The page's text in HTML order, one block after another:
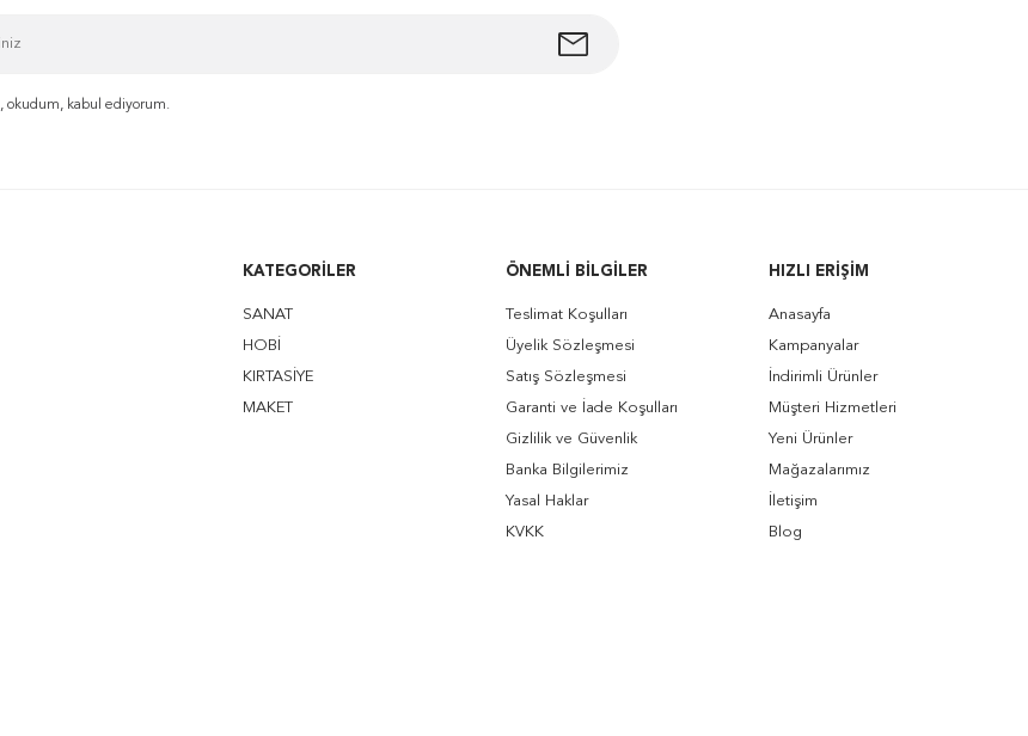
, okudum, kabul ediyorum.
KATEGORILER
SANAT
HOBİ
KIRTASİYE
MAKET
ÖNEMLI BILGILER
Teslimat Koşulları
Üyelik Sözleşmesi
Satış Sözleşmesi
Garanti ve İade Koşulları
Gizlilik ve Güvenlik
Banka Bilgilerimiz
Yasal Haklar
KVKK
HIZLI ERIŞIM
Anasayfa
Kampanyalar
İndirimli Ürünler
Müşteri Hizmetleri
Yeni Ürünler
Mağazalarımız
İletişim
Blog